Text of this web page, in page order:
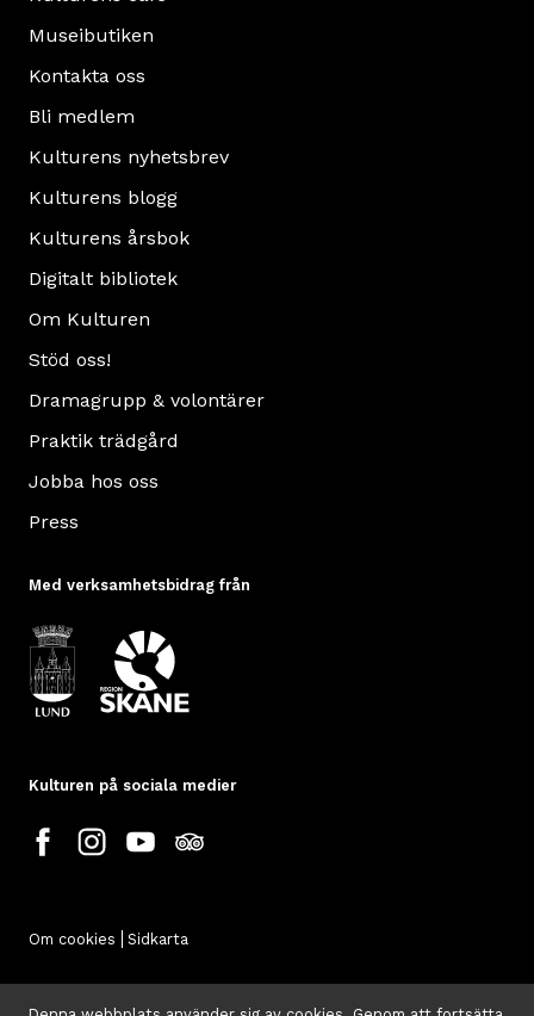
Museibutiken
Kontakta oss
Bli medlem
Kulturens nyhetsbrev
Kulturens blogg
Kulturens årsbok
Digitalt bibliotek
Om Kulturen
Stöd oss!
Dramagrupp & volontärer
Praktik trädgård
Jobba hos oss
Press
Med verksamhetsbidrag från
Kulturen på sociala medier
Om cookies Sidkarta